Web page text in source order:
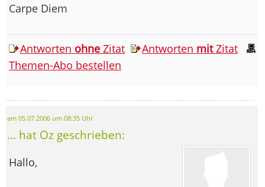
Carpe Diem
Antworten ohne Zitat Antworten mitZitat
Themen-Abo bestellen
am 05.07.2006 um 08:35 Uhr
... hat Oz geschrieben:
Hallo,